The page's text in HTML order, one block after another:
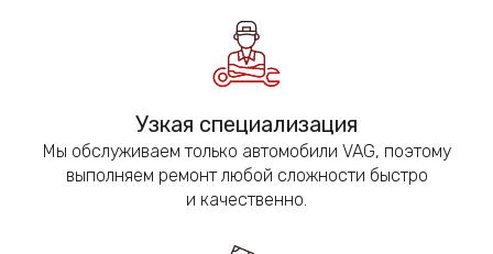
Узкая специализация
Мы обслуживаем только автомобили VAG, поэтому
выполняем ремонт любой сложности быстро
и качественно.